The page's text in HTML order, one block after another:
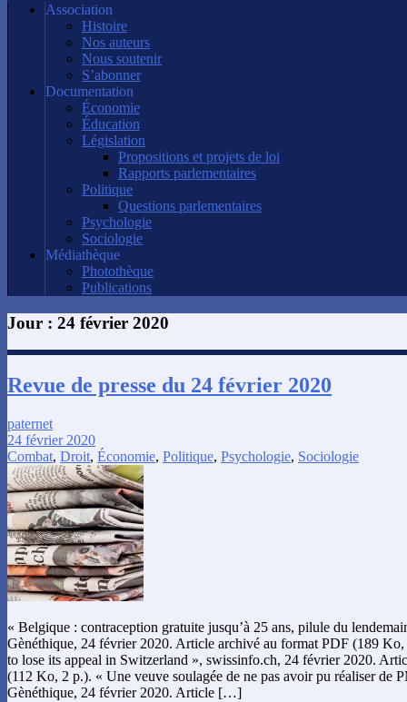
Association
Histoire
Nos auteurs
Nous soutenir
S’abonner
Documentation
Économie
Éducation
Législation
Propositions et projets de loi
Rapports parlementaires
Politique
Questions parlementaires
Psychologie
Sociologie
Médiathèque
Photothèque
Publications
Jour : 24 février 2020
Revue de presse du 24 février 2020
paternet
24 février 2020
Combat, Droit, Économie, Politique, Psychologie, Sociologie
« Belgique : contraception gratuite jusqu’à 25 ans, pilule du
Gènéthique, 24 février 2020. Article archivé au format PDF (189
to lose its appeal in Switzerland », swissinfo.ch, 24 février 2020.
(112 Ko, 2 p.). « Une veuve soulagée de ne pas avoir pu réaliser de
Gènéthique, 24 février 2020. Article […]